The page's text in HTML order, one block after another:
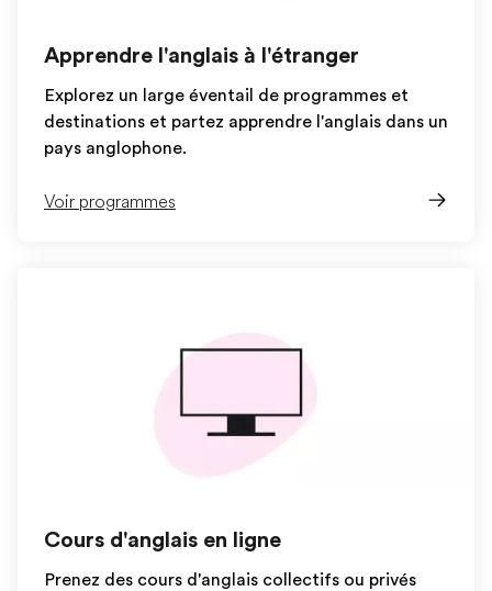
Apprendre l'anglais à l'étranger
Explorez un large éventail de programmes et
destinations et partez apprendre l'anglais dans un
pays anglophone.
Voir programmes
Cours d'anglais en ligne
Prenez des cours d'anglais collectifs ou privés